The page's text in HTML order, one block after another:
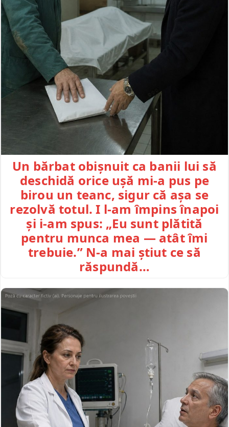
Un bărbat obișnuit ca banii lui să
deschidă orice ușă mi-a pus pe
birou un teanc, sigur că așa se
rezolvă totul. I l-am împins înapoi
și i-am spus: „Eu sunt plătită
pentru munca mea — atât îmi
trebuie.” N-a mai știut ce să
răspundă…